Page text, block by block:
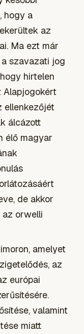
hogy a
az
Ma ezt már
szavazati jog
hirtelen
Alapjogokért
ellenkezőjét
álcázott
élő magyar
de akkor
az orwelli
amelyet
az
európai
valamint
miatt